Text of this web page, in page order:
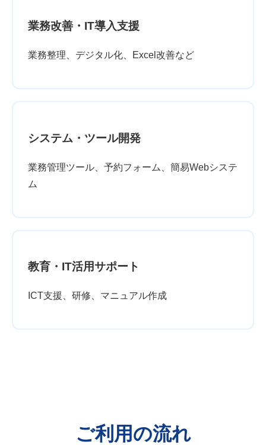
業務改善・IT導入支援
業務整理、デジタル化、Excel改善など
システム・ツール開発
業務管理ツール、予約フォーム、簡易Webシステ
ム
教育・IT活用サポート
ICT支援、研修、マニュアル作成
ご利用の流れ